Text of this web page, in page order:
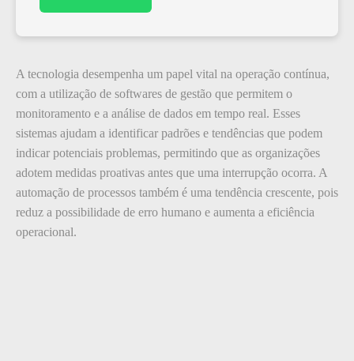
A tecnologia desempenha um papel vital na operação contínua,
com a utilização de softwares de gestão que permitem o
monitoramento e a análise de dados em tempo real. Esses
sistemas ajudam a identificar padrões e tendências que podem
indicar potenciais problemas, permitindo que as organizações
adotem medidas proativas antes que uma interrupção ocorra. A
automação de processos também é uma tendência crescente, pois
reduz a possibilidade de erro humano e aumenta a eficiência
operacional.